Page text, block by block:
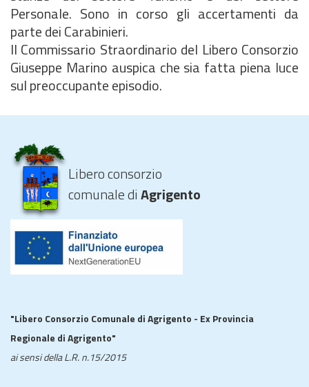
Personale. Sono in corso gli accertamenti da
parte dei Carabinieri.
Il Commissario Straordinario del Libero Consorzio
Giuseppe Marino auspica che sia fatta piena luce
sul preoccupante episodio.
Libero consorzio
comunale diAgrigento
"Libero Consorzio Comunale di Agrigento - Ex Provincia
Regionale di Agrigento"
ai sensi della L.R. n.15/2015